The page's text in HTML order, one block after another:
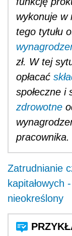
wykonuje w
tego tytułu
zł. W tej
opłacać
społeczne i
zdrowotne
pracownika.
Zatrudnianie
kapitałowych
nieokreślony